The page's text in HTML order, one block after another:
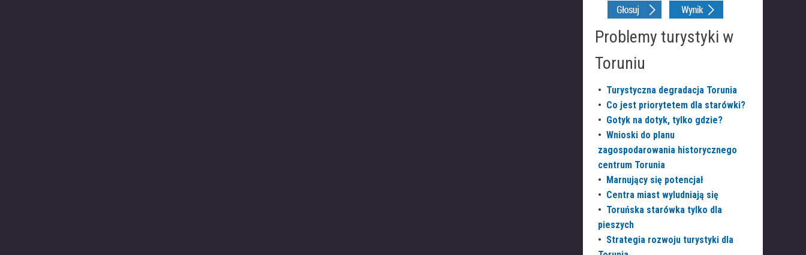
Problemy turystyki w
Toruniu
• Turystyczna degradacja Torunia
• Co jest priorytetem dla starówki?
• Gotyk na dotyk, tylko gdzie?
• Wnioski do planu
zagospodarowania historycznego
centrum Torunia
•
Marnujący się potencjał
• Centra miast wyludniają się
• Toruńska starówka tylko dla
pieszych
• Strategia rozwoju turystyki dla